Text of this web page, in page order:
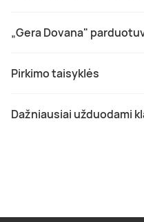
„Gera Dovana"
Pirkimo taisyklės
Dažniausiai užduodami